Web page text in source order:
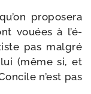
pro­po­se­ra
vouées à l’é­
pas mal­gré
(même si, et
n’est pas